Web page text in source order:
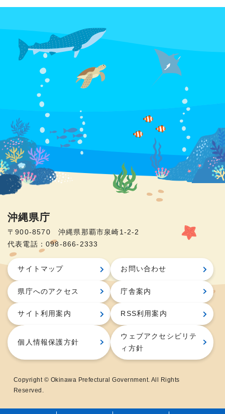
沖縄県庁
〒900-8570 沖縄県那覇市泉崎1-2-2
代表電話：098-866-2333
サイトマップ お問い合わせ
県庁へのアクセス 庁舎案内
サイト利用案内 RSS利用案内
個人情報保護方針
ウェブアクセシビリテ
ィ方針
Copyright © Okinawa Prefectural Government. All Rights
Reserved.